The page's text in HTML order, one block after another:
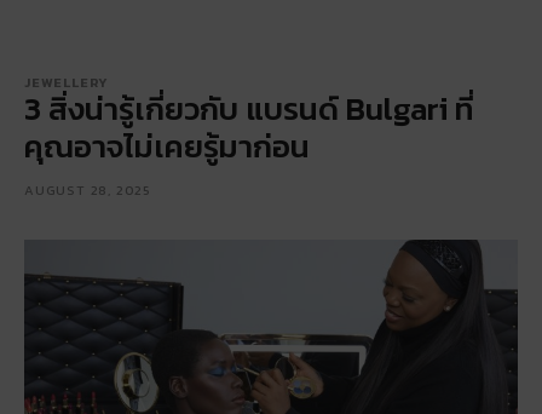
JEWELLERY
3 สิ่งน่ารู้เกี่ยวกับ แบรนด์ Bulgari ที่
คุณอาจไม่เคยรู้มาก่อน
AUGUST 28, 2025